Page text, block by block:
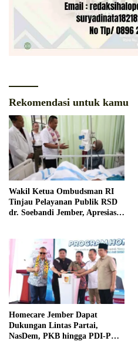
Rekomendasi untuk kamu
Wakil Ketua Ombudsman RI
Tinjau Pelayanan Publik RSD
dr. Soebandi Jember, Apresiasi
Homecare Jember Dapat
Dukungan Lintas Partai,
NasDem, PKB hingga PDI-P